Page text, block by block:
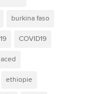
burkina faso
COVID19
ethiopie